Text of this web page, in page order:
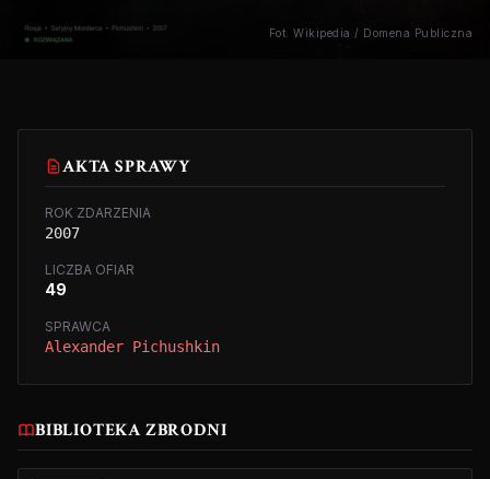
Fot. Wikipedia / Domena Publiczna
AKTA SPRAWY
ROK ZDARZENIA
2007
LICZBA OFIAR
49
SPRAWCA
Alexander Pichushkin
BIBLIOTEKA ZBRODNI